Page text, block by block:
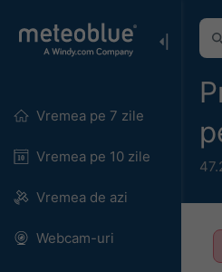
Vremea pe 7 zile
Vremea pe 10 zile
Vremea de azi
Webcam-uri